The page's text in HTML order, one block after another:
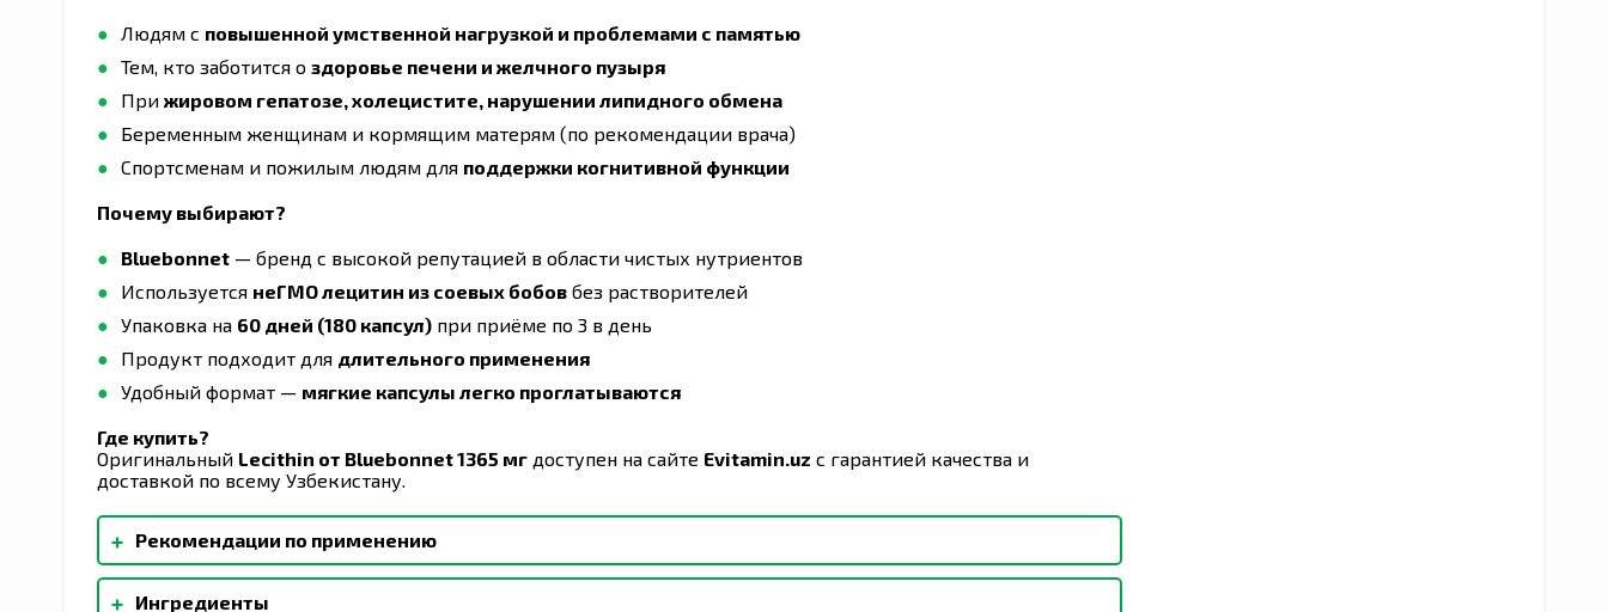
Людям с повышенной умственной нагрузкой и проблемами с памятью
Тем, кто заботится о здоровье печени и желчного пузыря
При жировом гепатозе, холецистите, нарушении липидного обмена
Беременным женщинам и кормящим матерям (по рекомендации врача)
Спортсменам и пожилым людям для поддержки когнитивной функции
Почему выбирают?
Bluebonnet — бренд с высокой репутацией в области чистых нутриентов
Используется неГМО лецитин из соевых бобов без растворителей
Упаковка на 60 дней (180 капсул) при приёме по 3 в день
Продукт подходит для длительного применения
Удобный формат — мягкие капсулы легко проглатываются
Где купить?
Оригинальный Lecithin от Bluebonnet 1365 мг доступен на сайте Evitamin.uz с гарантией качества и
доставкой по всему Узбекистану.
+ Рекомендации по применению
В качестве диетической добавки принимайте по одной капсуле ежедневно или по указанию врача.
+ Ингредиенты